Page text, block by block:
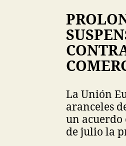
La Unión
aranceles
un acuerdo
de julio la